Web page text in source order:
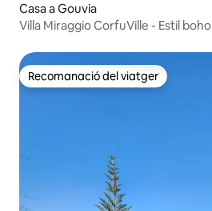
Casa a Gouvia
Villa Miraggio CorfuVille - Estil boho
Recomanació del viatger
Recomanació del viatger